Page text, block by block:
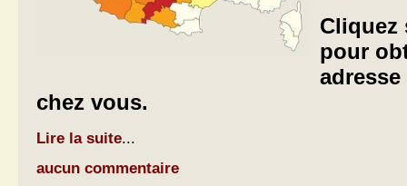
Cliquez
pour
chez vous.
Lire la suite...
aucun commentaire